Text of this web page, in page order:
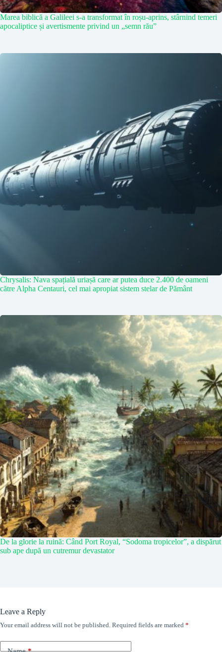
Marea biblică a Galileei s-a transformat în roșu-aprins, stârnind temeri
apocaliptice și avertismente privind un „semn rău”
Chrysalis: Nava spațială uriașă care ar putea duce 2.400 de oameni
către Alpha Centauri, cel mai apropiat sistem stelar de Pământ
De la glorie la ruină: Când Port Royal, “Sodoma tropicelor”, a dispărut
sub ape după un cutremur devastator
Leave a Reply
Your email address will not be published. Required fields are marked *